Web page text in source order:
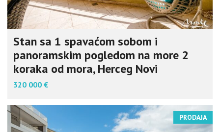
Stan sa 1 spavaćom sobom i
panoramskim pogledom na more 2
koraka od mora, Herceg Novi
320 000 €
PRODAJA